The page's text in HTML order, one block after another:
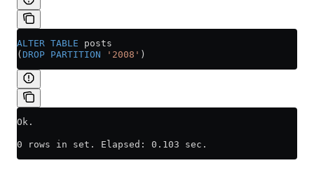
ALTER TABLE posts
( DROP PARTITION '2008' )
Ok.
0 rows in set. Elapsed: 0.103 sec.